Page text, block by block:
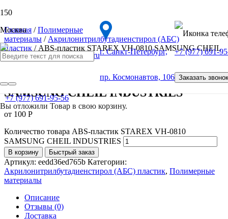
Москва
г. Санкт-Петербург,
пр. Космонавтов, 106
+7 (977) 691-
Заказать звонок
Вы отложили Товар в свою корзину.
+7 (977) 691-95-56
Главная /Полимерные
материалы / Акрилонитрилбутадиенстирол (АБС)
пластик / ABS-пластик STAREX VH-0810 SAMSUNG CHEIL
INDUSTRIES
ABS-пластик STAREX VH-0810
SAMSUNG CHEIL INDUSTRIES
от 100 Р
Количество товара ABS-пластик STAREX VH-0810
SAMSUNG CHEIL INDUSTRIES
В корзину Быстрый заказ
Артикул: eedd36ed765b Категории:
Акрилонитрилбутадиенстирол (АБС) пластик, Полимерные
материалы
Описание
Отзывы (0)
Доставка